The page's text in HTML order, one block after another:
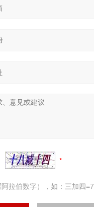
拉伯数字），如：三加四=7